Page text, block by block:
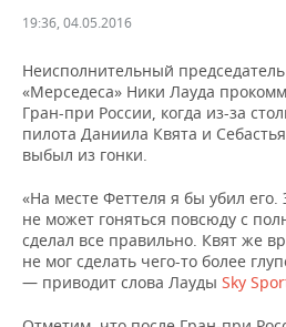
ДЕКЛАРАЦИИ О ДОХОДАХ
КОРОЛИ ГОСЗАКАЗА ПФО
ВУЗЫ ТАТАРСТАНА
КОМУ ПРИНАДЛЕЖАТ
ТОРГОВЫЕ ЦЕНТРЫ
ТАТАРСТАНА
НОВОСТИ ЭКОНОМИКИ
ФИНАНСЫ
БАНКИ
БЮДЖЕТ
ИНВЕСТИЦИИ
ПРОМЫШЛЕННОСТЬ
НОВОСТИ
ПРОМЫШЛЕННОСТИ
АГРОПРОМ
МАШИНОСТРОЕНИЕ
НЕДВИЖИМОСТЬ
НОВОСТИ НЕДВИЖИМОСТИ
АВТО
НОВОСТИ АВТО
БИЗНЕС
НОВОСТИ БИЗНЕСА
ТЕХНОЛОГИИ
19:36, 04.05.2016
Неисполнительный
«Мерседеса» Ники Лауда
Гран-при России, когда из-за
пилота Даниила Квята и
выбыл из гонки.
«На месте Феттеля я бы убил
не может гоняться повсюду с
сделал все правильно. Квят же
не мог сделать чего-то более
— приводит слова Лауды Sky